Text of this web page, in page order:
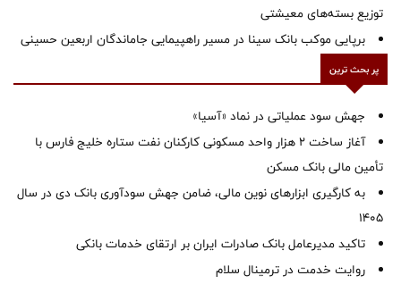
توزیع بسته‌های معیشتی
برپایی موکب بانک سینا در مسیر راهپیمایی جاماندگان اربعین حسینی
پر بحث ترین
جهش سود عملیاتی در نماد «آسیا»
آغاز ساخت ۲ هزار واحد مسکونی کارکنان نفت ستاره خلیج فارس با
تأمین مالی بانک مسکن
به کارگیری ابزارهای نوین مالی، ضامن جهش سودآوری بانک دی در سال
1405
تاکید مدیرعامل بانک صادرات ایران بر ارتقای خدمات بانکی
روایت خدمت در ترمینال سلام